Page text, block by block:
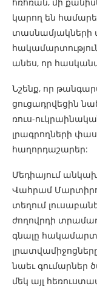
կարող են
տասնամյակների
անես, որ
Նշենք, որ
ցուցադրվեցին
ռուս-
լրագրողների
հաղորդաշարեր:
Մեդիայում անկախ
Վահրամ
տեղում
ժողովրդի
գնալը
նաեւ գումարներ
մեկ այլ